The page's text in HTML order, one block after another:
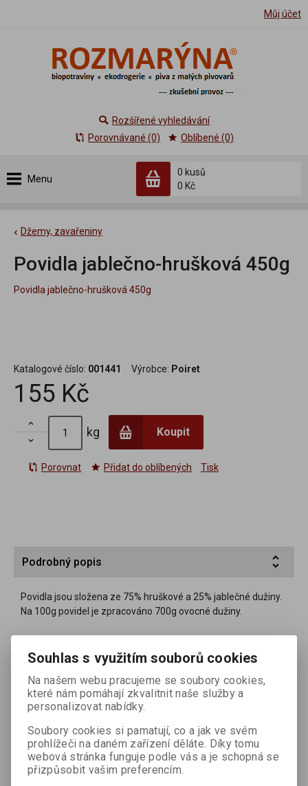
Můj účet
Menu
0 kusů
0 Kč
Rozšířené vyhledávání
Porovnávané (0)
Oblíbené (0)
Džemy, zavařeniny
Povidla jablečno-hrušková 450g
Povidla jablečno-hrušková 450g
Katalogové číslo: 001441 Výrobce: Poiret
155 Kč


kg Koupit
Porovnat Přidat do oblíbených Tisk
Podrobný popis
Povidla jsou složena ze 75% hruškové a 25% jablečné dužiny.
Na 100g povidel je zpracováno 700g ovocné dužiny.
SLOŽENÍ: 75% koncentrát z vařených hrušek, 25% koncentrát
z vařených jablek, kyselina citrónová.
Energetická hodnota
1145 kJ/269 kcal
Tuky
<0,5 g
z toho nasycené mastné kyseliny<0,1 g
Sacharidy
Souhlas s využitím souborů cookies
Na našem webu pracujeme se soubory cookies,
které nám pomáhají zkvalitnit naše služby a
personalizovat nabídky.
Soubory cookies si pamatují, co a jak ve svém
prohlížeči na daném zařízení děláte. Díky tomu
webová stránka funguje podle vás a je schopná se
přizpůsobit vašim preferencím.